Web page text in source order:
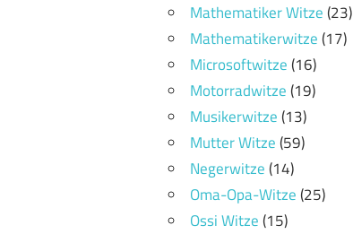
Mathematiker Witze(23)
Mathematikerwitze(17)
Microsoftwitze(16)
Motorradwitze(19)
Musikerwitze(13)
Mutter Witze(59)
Negerwitze(14)
Oma-Opa-Witze(25)
Ossi Witze(15)